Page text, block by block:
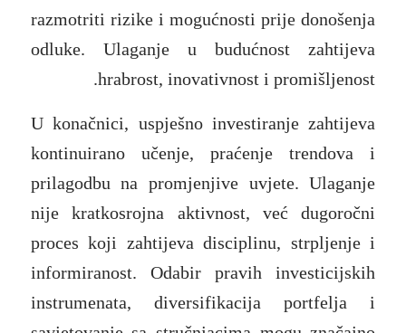
razmotriti rizike i mogućnosti prije donošenja
odluke. Ulaganje u budućnost zahtijeva
hrabrost, inovativnost i promišljenost.
U konačnici, uspješno investiranje zahtijeva
kontinuirano učenje, praćenje trendova i
prilagodbu na promjenjive uvjete. Ulaganje
nije kratkosrojna aktivnost, već dugoročni
proces koji zahtijeva disciplinu, strpljenje i
informiranost. Odabir pravih investicijskih
instrumenata, diversifikacija portfelja i